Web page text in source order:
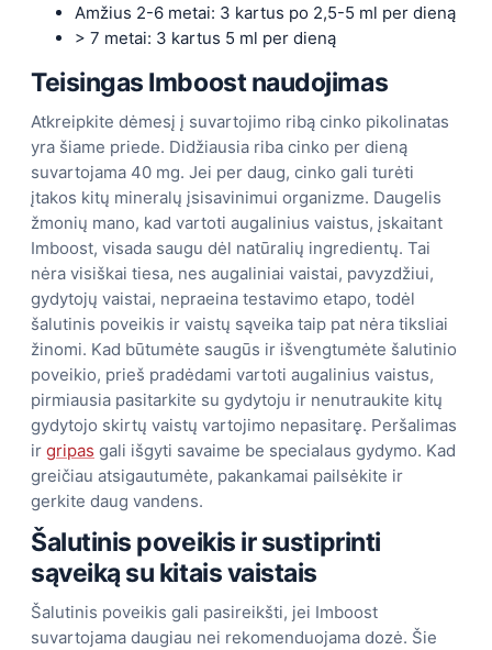
Amžius 2-6 metai: 3 kartus po 2,5-5 ml per dieną
> 7 metai: 3 kartus 5 ml per dieną
Teisingas Imboost naudojimas
Atkreipkite dėmesį į suvartojimo ribą cinko pikolinatas
yra šiame priede. Didžiausia riba cinko per dieną
suvartojama 40 mg. Jei per daug, cinko gali turėti
įtakos kitų mineralų įsisavinimui organizme. Daugelis
žmonių mano, kad vartoti augalinius vaistus, įskaitant
Imboost, visada saugu dėl natūralių ingredientų. Tai
nėra visiškai tiesa, nes augaliniai vaistai, pavyzdžiui,
gydytojų vaistai, nepraeina testavimo etapo, todėl
šalutinis poveikis ir vaistų sąveika taip pat nėra tiksliai
žinomi. Kad būtumėte saugūs ir išvengtumėte šalutinio
poveikio, prieš pradėdami vartoti augalinius vaistus,
pirmiausia pasitarkite su gydytoju ir nenutraukite kitų
gydytojo skirtų vaistų vartojimo nepasitarę. Peršalimas
ir gripas gali išgyti savaime be specialaus gydymo. Kad
greičiau atsigautumėte, pakankamai pailsėkite ir
gerkite daug vandens.
Šalutinis poveikis ir sustiprinti
sąveiką su kitais vaistais
Šalutinis poveikis gali pasireikšti, jei Imboost
suvartojama daugiau nei rekomenduojama dozė. Šie